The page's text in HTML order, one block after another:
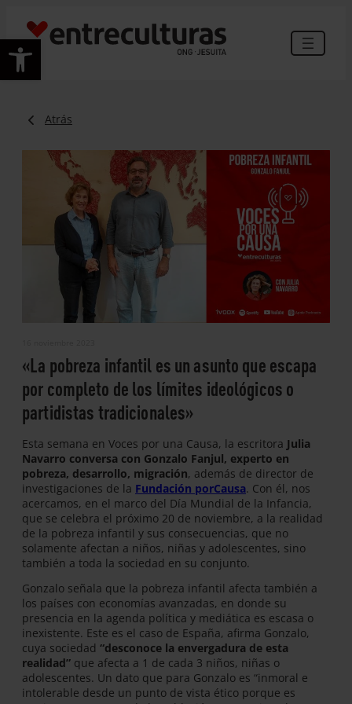
Abrir barra de herramientas
Atrás
«La pobreza infantil es un asunto que escapa
por completo de los límites ideológicos o
partidistas tradicionales»
Esta semana en Voces por una Causa, la escritora Julia
Navarro conversa con Gonzalo Fanjul, experto en
pobreza, desarrollo, migración, además de director de
investigaciones de la Fundación porCausa. Con él, nos
acercamos, en el marco del Día Mundial de la Infancia,
que se celebra el próximo 20 de noviembre, a la realidad
de la pobreza infantil y sus consecuencias, que no
solamente afectan a niños, niñas y adolescentes, sino
también a toda la sociedad en su conjunto.
Gonzalo señala que la pobreza infantil afecta también a
los países con economías avanzadas, en donde su
presencia en la agenda política y mediática es escasa o
inexistente. Este es el caso de España, afirma Gonzalo,
cuya sociedad “desconoce la envergadura de esta
realidad” que afecta a 1 de cada 3 niños, niñas o
adolescentes. Un dato que para Gonzalo es “inmoral e
intolerable desde un punto de vista ético porque es